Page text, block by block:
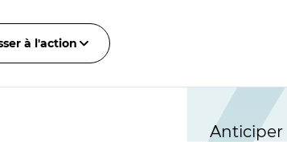
à l'action
Anticiper